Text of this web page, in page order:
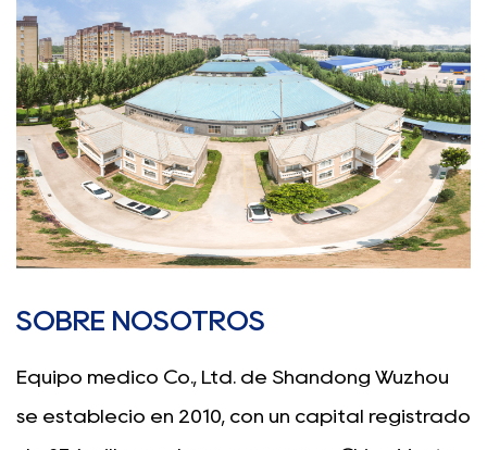
SOBRE NOSOTROS
Equipo médico Co., Ltd. de Shandong Wuzhou
se estableció en 2010, con un capital registrado